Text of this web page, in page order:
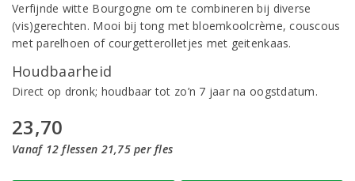
Verfijnde witte Bourgogne om te combineren bij diverse
(vis)gerechten. Mooi bij tong met bloemkoolcrème, couscous
met parelhoen of courgetterolletjes met geitenkaas.
Houdbaarheid
Direct op dronk; houdbaar tot zo’n 7 jaar na oogstdatum.
23,70
Vanaf 12 flessen 21,75 per fles